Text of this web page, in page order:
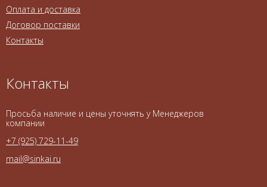
Оплата и доставка
Договор поставки
Контакты
Контакты
Просьба наличие и цены уточнять у Менеджеров
компании
+7 (925) 729-11-49
mail@sinkai.ru